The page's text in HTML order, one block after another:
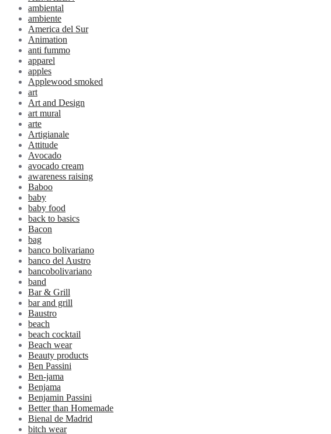
ambiental
ambiente
America del Sur
Animation
anti fummo
apparel
apples
Applewood smoked
art
Art and Design
art mural
arte
Artigianale
Attitude
Avocado
avocado cream
awareness raising
Baboo
baby
baby food
back to basics
Bacon
bag
banco bolivariano
banco del Austro
bancobolivariano
band
Bar & Grill
bar and grill
Baustro
beach
beach cocktail
Beach wear
Beauty products
Ben Passini
Ben-jama
Benjama
Benjamin Passini
Better than Homemade
Bienal de Madrid
bitch wear